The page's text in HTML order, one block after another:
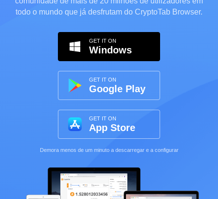
todo o mundo que já desfrutam do CryptoTab Browser.
GET IT ON
Windows
GET IT ON
Google Play
GET IT ON
App Store
Demora menos de um minuto a descarregar e a configurar